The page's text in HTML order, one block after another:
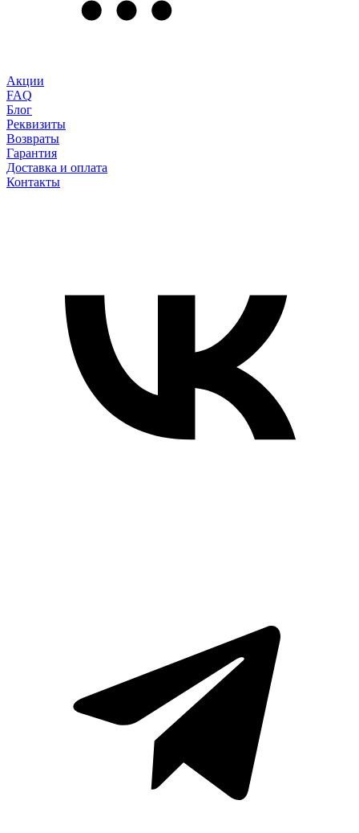
Акции
FAQ
Блог
Реквизиты
Возвраты
Гарантия
Доставка и оплата
Контакты